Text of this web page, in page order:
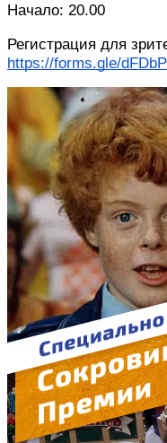
Начало: 20.00
https://forms.gle/